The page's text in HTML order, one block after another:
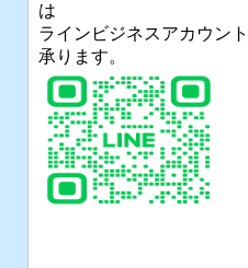
は
ラインビジネスアカウン
承ります。